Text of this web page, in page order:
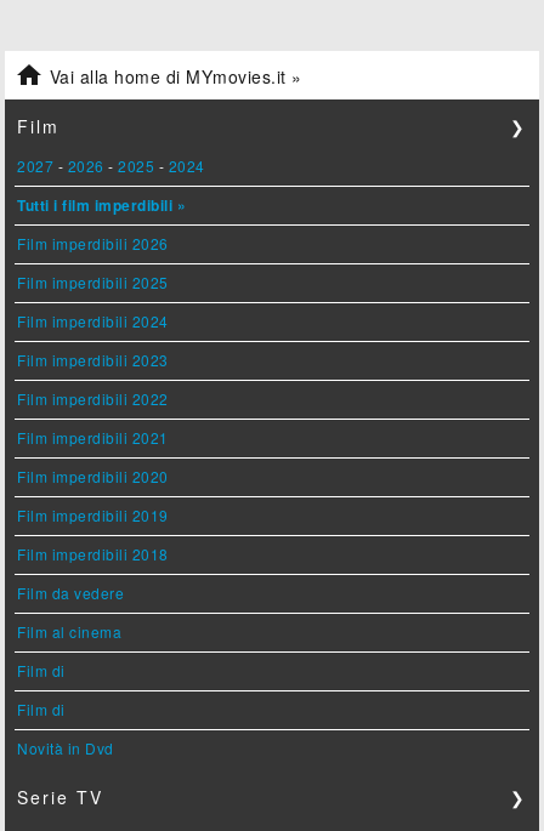
 Vai alla home di MYmovies.it »
Film ❯
2027 - 2026 -2025 - 2024
Tutti i film imperdibili »
Film imperdibili 2026
Film imperdibili 2025
Film imperdibili 2024
Film imperdibili 2023
Film imperdibili 2022
Film imperdibili 2021
Film imperdibili 2020
Film imperdibili 2019
Film imperdibili 2018
Film da vedere
Film al cinema
Film di
Film di
Novità in Dvd
Serie TV ❯